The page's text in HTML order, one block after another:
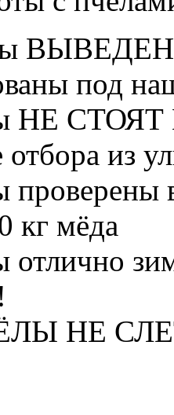
под
НЕ СТОЯТ
из
кг мёда
НЕ